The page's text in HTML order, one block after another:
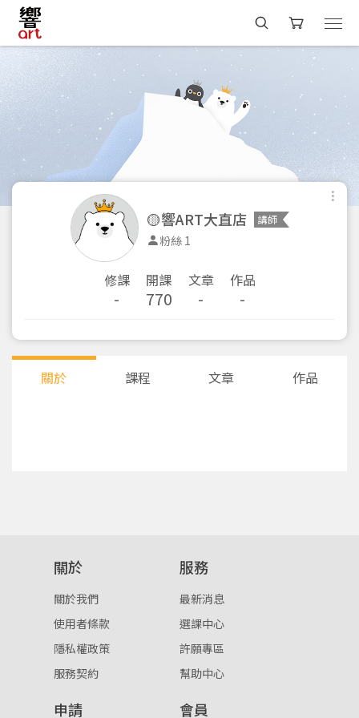
入。
重設密碼
點擊下方「確定」將前一位使用者強制登出。
確定
取消
🟡響ART大直店 講師
粉絲 1
修課
-
開課
770
文章
-
作品
-
關於 課程 文章 作品
關於
關於我們
使用者條款
隱私權政策
服務契約
服務
最新消息
選課中心
許願專區
幫助中心
申請 會員